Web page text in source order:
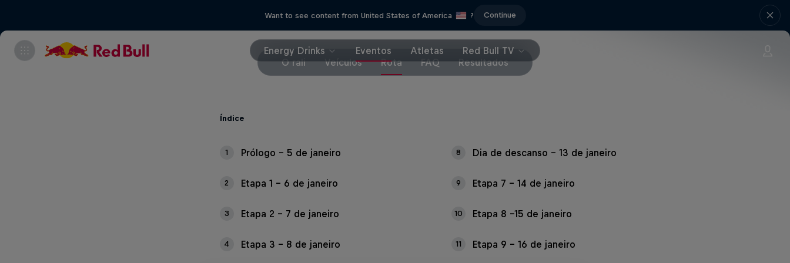
Want to see content from United States of America ? Continue
Energy Drinks Eventos Atletas
Red Bull TV
O rali
Veículos Rota FAQ Resultados
Índice
1 Prólogo – 5 de janeiro
2 Etapa 1 – 6 de janeiro
3 Etapa 2 – 7 de janeiro
4 Etapa 3 – 8 de janeiro
8 Dia de descanso – 13 de janeiro
9 Etapa 7 – 14 de janeiro
10 Etapa 8 –15 de janeiro
11 Etapa 9 – 16 de janeiro